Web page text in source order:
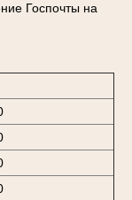
Госпочты на